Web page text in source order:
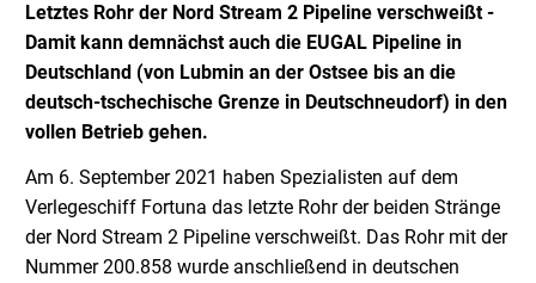
Letztes Rohr der Nord Stream 2 Pipeline verschweißt -
Damit kann demnächst auch die EUGAL Pipeline in
Deutschland (von Lubmin an der Ostsee bis an die
deutsch-tschechische Grenze in Deutschneudorf) in den
vollen Betrieb gehen.
Am 6. September 2021 haben Spezialisten auf dem
Verlegeschiff Fortuna das letzte Rohr der beiden Stränge
der Nord Stream 2 Pipeline verschweißt. Das Rohr mit der
Nummer 200.858 wurde anschließend in deutschen